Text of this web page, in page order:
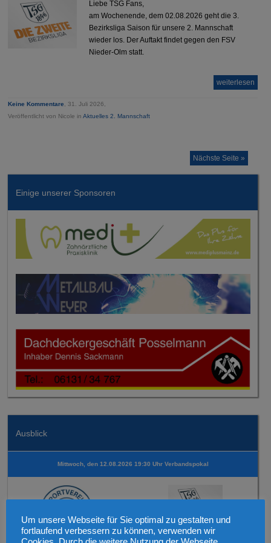
Liebe TSG Fans,
am Wochenende, dem 02.08.2026 geht die 3.
Bezirksliga Saison für unsere 2. Mannschaft
wieder los. Der Auftakt findet gegen den FSV
Nieder-Olm statt.
weiterlesen
Keine Kommentare
, 31. Juli 2026,
Veröffentlicht von Nicole inAktuelles 2. Mannschaft
Nächste Seite »
Einige unserer Sponsoren
Ausblick
Mittwoch, den 12.08.2026 19:30 Uhr Verbandspokal
1. Mannschaft
Um unsere Webseite für Sie optimal zu gestalten und
fortlaufend verbessern zu können, verwenden wir